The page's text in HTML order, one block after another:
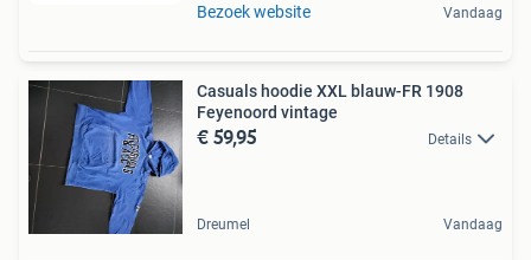
Bezoek website Vandaag
Casuals hoodie XXL blauw-FR 1908
Feyenoord vintage
€ 59,95 Details
Dreumel Vandaag